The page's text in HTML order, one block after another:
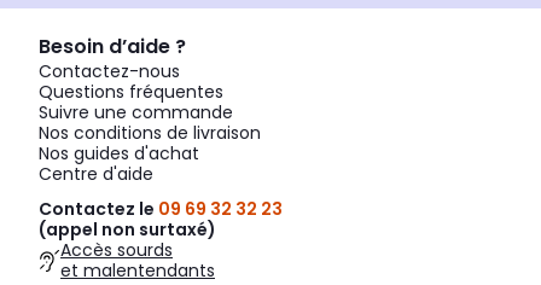
Besoin d’aide ?
Contactez-nous
Questions fréquentes
Suivre une commande
Nos conditions de livraison
Nos guides d'achat
Centre d'aide
Contactez le 09 69 32 32 23
(appel non surtaxé)
Accès sourds
et malentendants